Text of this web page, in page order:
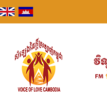
to
content